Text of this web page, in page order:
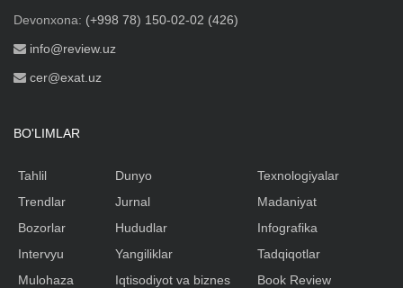
Devonxona: (+998 78) 150-02-02 (426)
info@review.uz
cer@exat.uz
BO'LIMLAR
Tahlil
Trendlar
Bozorlar
Intervyu
Mulohaza
Dunyo
Jurnal
Hududlar
Yangiliklar
Iqtisodiyot va biznes
Texnologiyalar
Madaniyat
Infografika
Tadqiqotlar
Book Review